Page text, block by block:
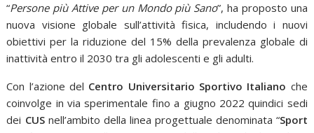
“Persone più Attive per un Mondo più Sano”, ha proposto una
nuova visione globale sull’attività fisica, includendo i nuovi
obiettivi per la riduzione del 15% della prevalenza globale di
inattività entro il 2030 tra gli adolescenti e gli adulti.
Con l’azione del Centro Universitario Sportivo Italiano che
coinvolge in via sperimentale fino a giugno 2022 quindici sedi
dei CUSnell’ambito della linea progettuale denominata “Sport